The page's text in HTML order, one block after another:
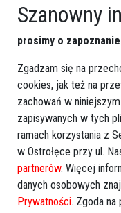
Poprzednia
Szanowny
prosimy o
Zgadzam się na
cookies, jak też na
zachowań w
zapisywanych w tych
ramach korzystania z
w Ostrołęce przy ul.
partnerów. Więcej
danych osobowych
Prywatności. Zgoda